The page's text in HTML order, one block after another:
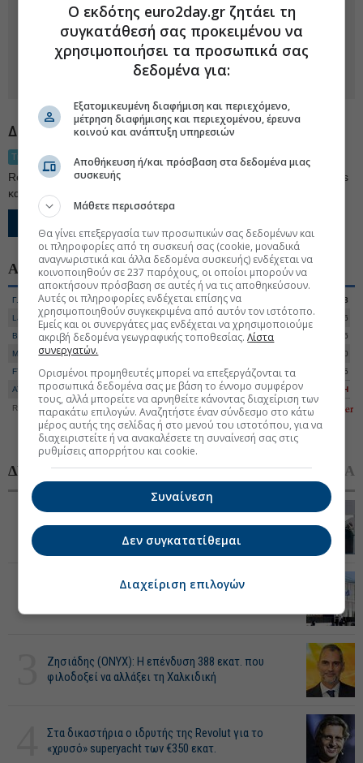
Αυτόματη είσοδος την επόμενη φορά
Υπενθυμιση κωδικού εισόδου
Δεν είστε εγγεγραμένος; Εγγραφείτε τώρα Δωρεάν!
Τιμές Real Time
Real time τιμές σε MyStocks, News alerts, stock alerts, newsletters
και άλλες προσωποποιημένες υπηρεσίες.
ΑΓΟΡΕΣ Χ. ΑΘΗΝΩΝ ΔΙΕΘΝΕΙΣ
Γ. Δείκτης 2.616,50
+0,31%
Large Cap
6.680,61
+0,35%
Banks
3.048,75
+0,48%
Mid Cap
FTSE DIV
5.349,70
+0,02%
ATHEX ESG
3.117,92 +0,33%
Αξία
165.199.508
Όγκος
27.226.036
Ανοδικές
56
50
Αμετάβλητες
15
Αγορά
ΑΝΟΙΚΤΗ
Realtime Data 7/8/2026-16:39
ΔΗΜΟΦΙΛΗ ΣΧΟΛΙΑΣΜΕΝΑ
1
απαίτηση $21,5 εκατ. της Πειραιώς
2
Ποιοι μπαίνουν στο στόχαστρο της Εφορίας για
Ζησιάδης (ONYX): Η επένδυση 388 εκατ. που
φιλοδοξεί να αλλάξει τη Χαλκιδική
Στα δικαστήρια ο ιδρυτής της Revolut για το
«χρυσό» superyacht των €350 εκατ.
Ο εκδότης euro2day.gr ζητάει τη
συγκατάθεσή σας προκειμένου να
χρησιμοποιήσει τα προσωπικά σας
δεδομένα για:
Εξατομικευμένη διαφήμιση και περιεχόμενο,
μέτρηση διαφήμισης και περιεχομένου, έρευνα
κοινού και ανάπτυξη υπηρεσιών
Αποθήκευση ή/και πρόσβαση στα δεδομένα μιας
συσκευής
Μάθετε περισσότερα
Θα γίνει επεξεργασία των προσωπικών σας δεδομένων και
οι πληροφορίες από τη συσκευή σας (cookie, μοναδικά
αναγνωριστικά και άλλα δεδομένα συσκευής) ενδέχεται να
κοινοποιηθούν σε 237 παρόχους, οι οποίοι μπορούν να
αποκτήσουν πρόσβαση σε αυτές ή να τις αποθηκεύσουν.
Αυτές οι πληροφορίες ενδέχεται επίσης να
χρησιμοποιηθούν συγκεκριμένα από αυτόν τον ιστότοπο.
Εμείς και οι συνεργάτες μας ενδέχεται να χρησιμοποιούμε
ακριβή δεδομένα γεωγραφικής τοποθεσίας.Λίστα
συνεργατών.
Ορισμένοι προμηθευτές μπορεί να επεξεργάζονται τα
προσωπικά δεδομένα σας με βάση το έννομο συμφέρον
τους, αλλά μπορείτε να αρνηθείτε κάνοντας διαχείριση των
παρακάτω επιλογών. Αναζητήστε έναν σύνδεσμο στο κάτω
μέρος αυτής της σελίδας ή στο μενού του ιστοτόπου, για να
διαχειριστείτε ή να ανακαλέσετε τη συναίνεσή σας στις
ρυθμίσεις απορρήτου και cookie.
Συναίνεση
Δεν συγκατατίθεμαι
Διαχείριση επιλογών